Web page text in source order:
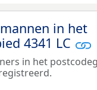
in het
4341 LC
in het